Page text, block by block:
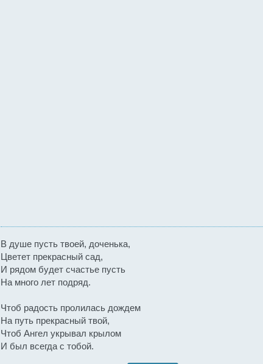
В душе пусть твоей, доченька,
Цветет прекрасный сад,
И рядом будет счастье пусть
На много лет подряд.
Чтоб радость пролилась дождем
На путь прекрасный твой,
Чтоб Ангел укрывал крылом
И был всегда с тобой.